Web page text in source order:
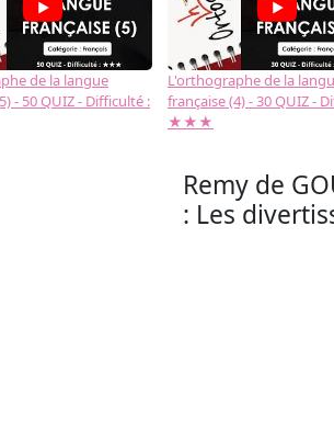
de la langue
- 50 QUIZ - Difficulté :
L'orthographe de la
française (4) - 30 QUIZ -
★★★
Remy de
: Les